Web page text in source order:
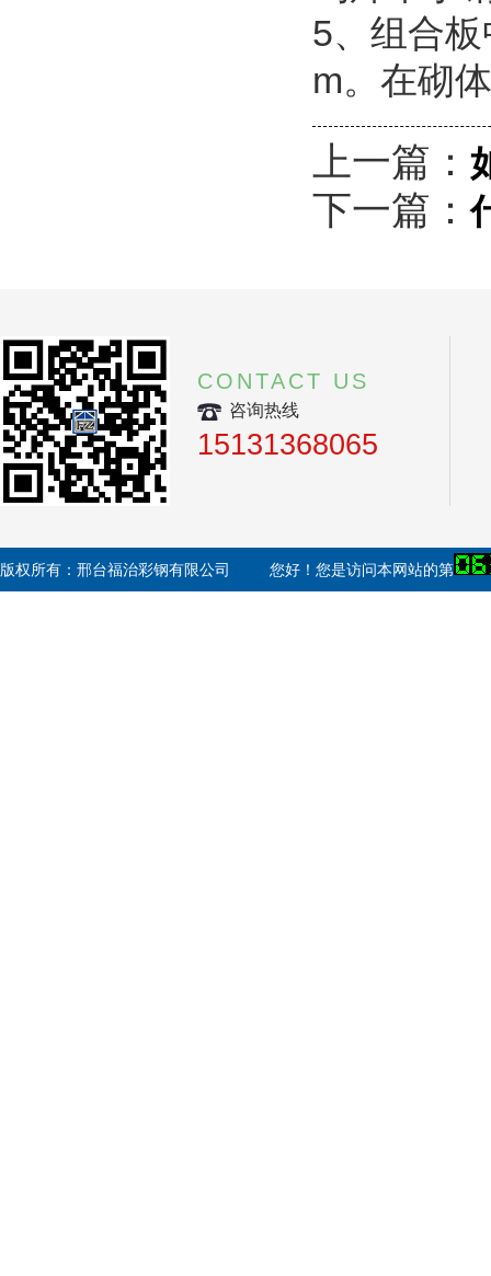
5、组合
m。在砌
上一篇：
下一篇：
CONTACT US
咨询热线
15131368065
版权所有：邢台福治彩钢有限公司 您好！您是访问本网站的第